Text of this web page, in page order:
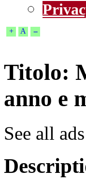
+ A --
Titolo:
anno e
See all